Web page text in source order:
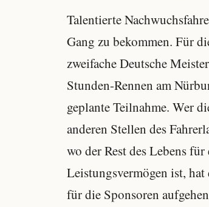
Talentierte
Gang zu bekommen. Für
zweifache Deutsche
Stunden-Rennen am
geplante Teilnahme. Wer
anderen Stellen des
wo der Rest des Lebens
Leistungsvermögen ist,
für die Sponsoren